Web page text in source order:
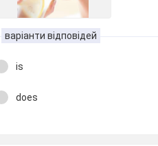
варіанти відповідей
is
does